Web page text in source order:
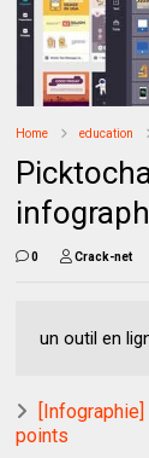
Home education
0 Crack-net
un outil en
points